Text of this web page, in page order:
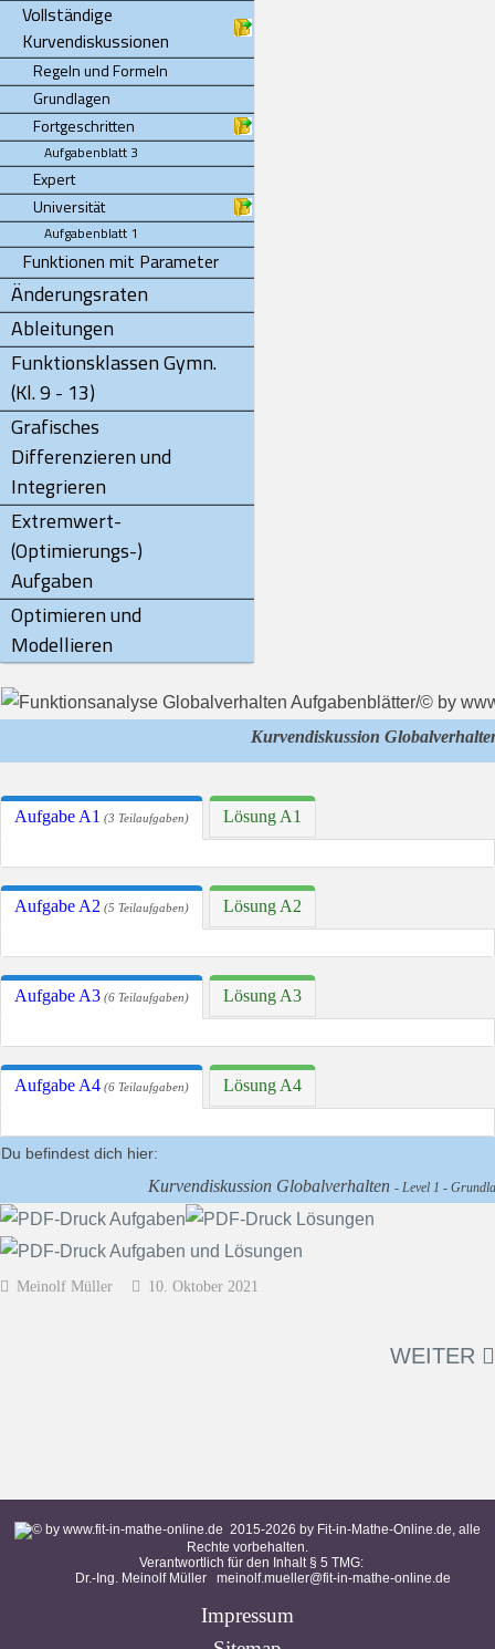
Vollständige
Kurvendiskussionen
Regeln und Formeln
Grundlagen
Fortgeschritten
Aufgabenblatt 3
Expert
Universität
Aufgabenblatt 1
Funktionen mit Parameter
Änderungsraten
Ableitungen
Funktionsklassen Gymn.
(Kl. 9 - 13)
Grafisches
Differenzieren und
Integrieren
Extremwert-
(Optimierungs-)
Aufgaben
Optimieren und
Modellieren
Kurvendiskussion
Aufgabe A1 (3 Teilaufgaben) Lösung A1
Aufgabe A2 (5 Teilaufgaben) Lösung A2
Aufgabe A3 (6 Teilaufgaben) Lösung A3
Aufgabe A4 (6 Teilaufgaben) Lösung A4
Du befindest dich hier:
Kurvendiskussion Globalverhalten - Level 1 -
Meinolf Müller 10. Oktober 2021
WEITER
2015-2026 by Fit-in-Mathe-Online.de, alle
Rechte vorbehalten.
Verantwortlich für den Inhalt § 5 TMG:
Dr.-Ing. Meinolf Müller meinolf.mueller@fit-in-mathe-online.de
Impressum